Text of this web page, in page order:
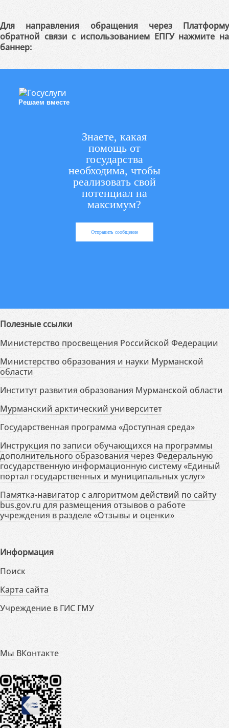
Для направления обращения через Платформу
обратной связи с использованием ЕПГУ нажмите на
баннер:
Решаем вместе
Знаете, какая
помощь от
государства
необходима, чтобы
реализовать свой
потенциал на
максимум?
Отправить сообщение
Полезные ссылки
Министерство просвещения Российской Федерации
Министерство образования и науки Мурманской
области
Институт развития образования Мурманской области
Мурманский арктический университет
Государственная программа «Доступная среда»
Инструкция по записи обучающихся на программы
дополнительного образования через Федеральную
государственную информационную систему «Единый
портал государственных и муниципальных услуг»
Памятка-навигатор с алгоритмом действий по сайту
bus.gov.ru для размещения отзывов о работе
учреждения в разделе «Отзывы и оценки»
Информация
Поиск
Карта сайта
Учреждение в ГИС ГМУ
Мы ВКонтакте